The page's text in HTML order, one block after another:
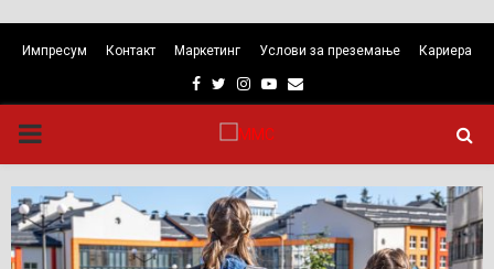
Импресум Контакт Маркетинг Услови за преземање Кариера
Facebook
TwitterInstagram
Youtube
Email
PRIMARY
MENU